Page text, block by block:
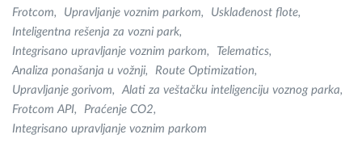
Frotcom Upravljanje voznim parkom
Usklađenost flote
Inteligentna rešenja za vozni park
Integrisano upravljanje voznim parkom
Telematics
Analiza ponašanja u vožnji
Route Optimization
Upravljanje gorivom
Alati za veštačku inteligenciju voznog parka
Frotcom API
Praćenje CO2
Integrisano upravljanje voznim parkom